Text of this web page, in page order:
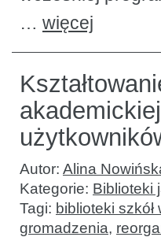
… więcej
Autor: Alina
Kategorie: Biblioteki
Tagi: biblioteki szkół
gromadzenia,